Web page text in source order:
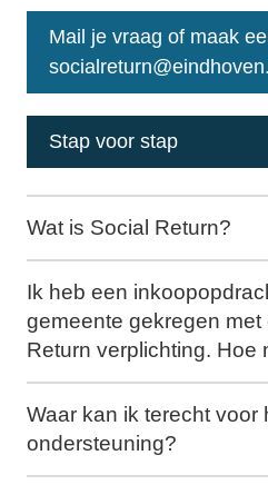
Mail je vraag of maak
Stap voor stap
Wat is Social Return?
Ik heb een
gemeente gekregen met
Return verplichting. Hoe
Waar kan ik terecht voor
ondersteuning?